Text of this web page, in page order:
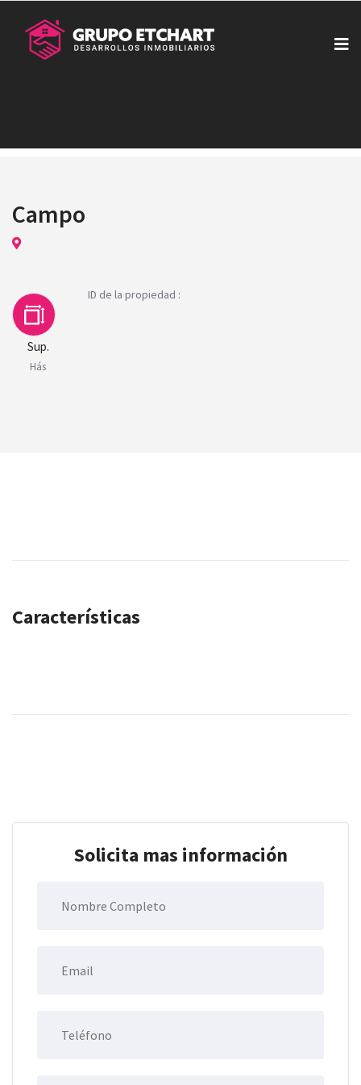
Campo
Sup.
Hás
ID de la propiedad :
Características
Solicita mas información